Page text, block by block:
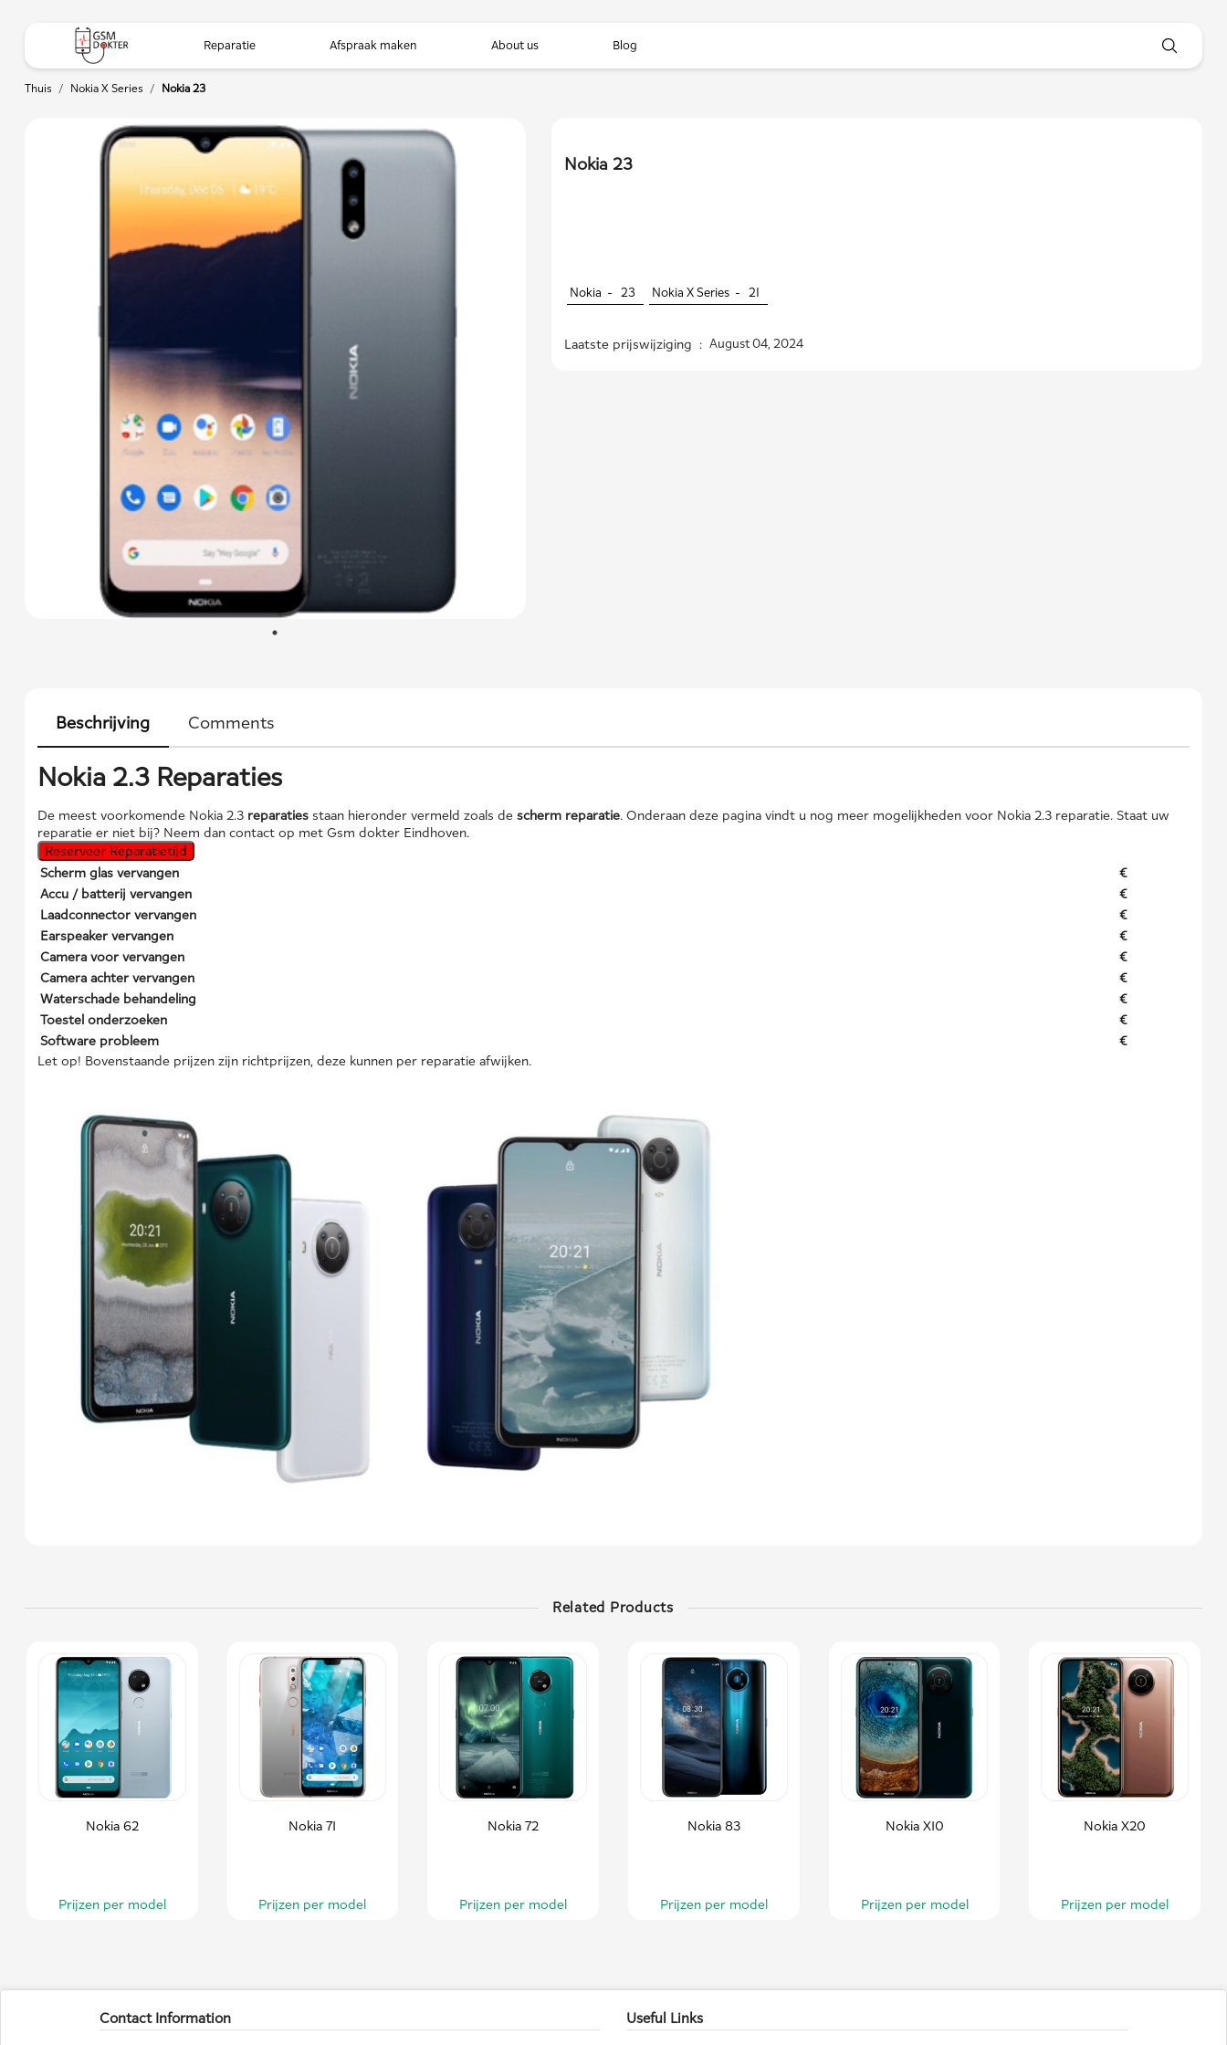
Reparatie Afspraak maken About us Blog
Thuis / Nokia X Series / Nokia 23
Nokia 23
Nokia - 23 Nokia X Series - 21
Laatste prijswijziging : August 04, 2024
Beschrijving Comments
Nokia 2.3 Reparaties
De meest voorkomende Nokia 2.3 reparatiesstaan hieronder vermeld zoals de scherm reparatie. Onderaan deze pagina vindt u nog meer mogelijkheden voor Nokia 2.3 reparatie. Staat uw
reparatie er niet bij? Neem dan contact op met Gsm dokter Eindhoven.
Reserveer Reparatietijd
Scherm glas vervangen
€
Accu / batterij vervangen
€
Laadconnector vervangen
€
Earspeaker vervangen
€
Camera voor vervangen
€
Camera achter vervangen
€
Waterschade behandeling
€
Toestel onderzoeken
€
Software probleem
€
Let op! Bovenstaande prijzen zijn richtprijzen, deze kunnen per reparatie afwijken.
Related Products
Nokia 62
Prijzen per model
Nokia 71
Prijzen per model
Nokia 72
Prijzen per model
Nokia 83
Prijzen per model
Nokia X10
Prijzen per model
Nokia X20
Prijzen per model
Contact Information Useful Links